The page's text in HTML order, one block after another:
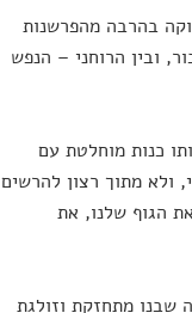
בהרבה מהפרשנות
ובין הרוחני – הנפש
כנות מוחלטת עם
ולא מתוך רצון להרשים
הגוף שלנו, את
שבנו מתחזקת וזולגת